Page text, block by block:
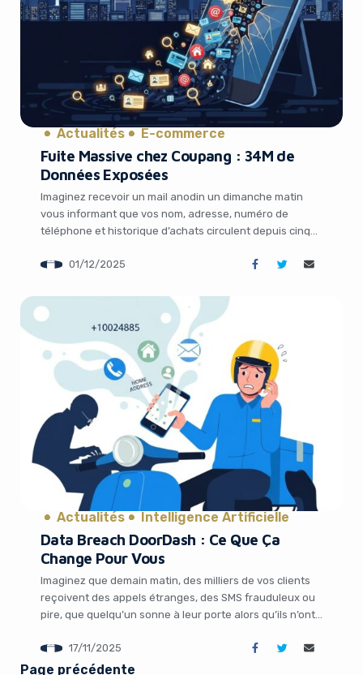
Actualités E-commerce
Fuite Massive chez Coupang : 34M de
Données Exposées
Imaginez recevoir un mail anodin un dimanche matin
vous informant que vos nom, adresse, numéro de
téléphone et historique d’achats circulent depuis cinq
qui est arrivé à près de 34 millions de clients coréens de
ampleur colossale qui […]
01/12/2025
Actualités Intelligence Artificielle
Data Breach DoorDash : Ce Que Ça
Change Pour Vous
Imaginez que demain matin, des milliers de vos clients
reçoivent des appels étranges, des SMS frauduleux ou
pire, que quelqu’un sonne à leur porte alors qu’ils n’ont
cauchemardesque que vient de vivre DoorDash, le
géant américain de la livraison de repas, après une fuite
17/11/2025
Page précédente
Yes, I will turn off Ad-Blocker
No Thanks